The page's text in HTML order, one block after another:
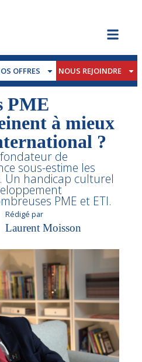
OFFRES NOUS REJOINDRE
PME
à mieux
?
fondateur de
sous-estime les
Un handicap culturel
PME et ETI.
Rédigé par
Laurent Moisson